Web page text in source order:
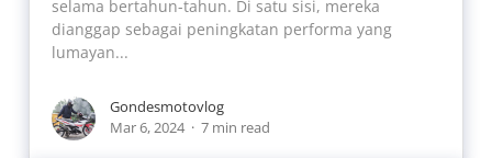
selama bertahun-tahun. Di satu sisi, mereka
dianggap sebagai peningkatan performa yang
lumayan...
Gondesmotovlog
Mar 6, 2024
7 min read